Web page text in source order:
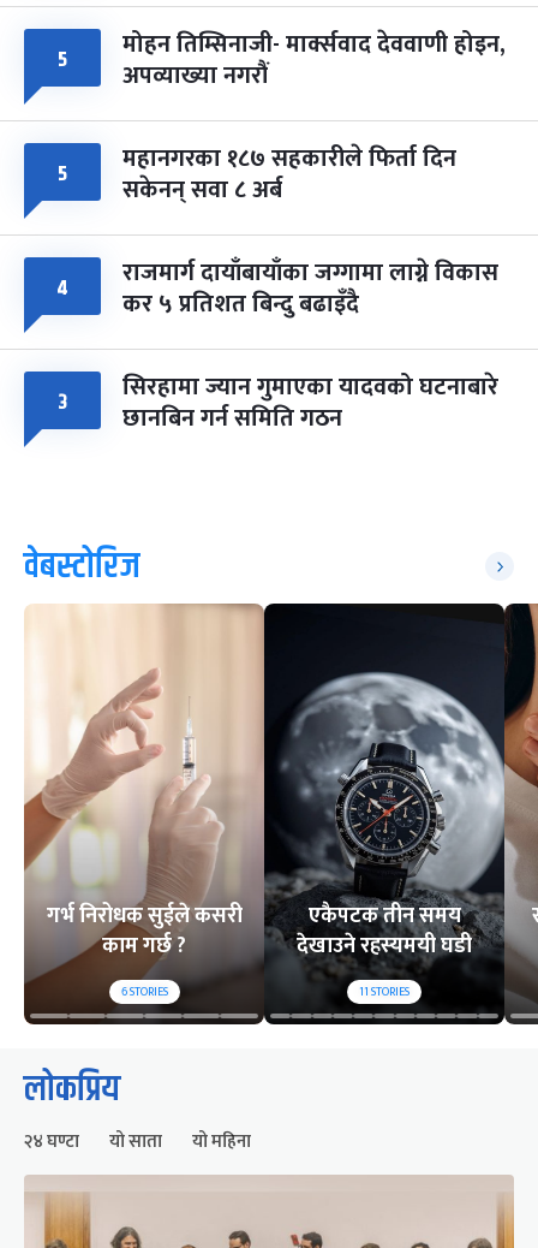
५ मोहन तिम्सिनाजी- मार्क्सवाद देववाणी होइन,
अपव्याख्या नगरौं
५ महानगरका १८७ सहकारीले फिर्ता दिन
सकेनन् सवा ८ अर्ब
४ राजमार्ग दायाँबायाँका जग्गामा लाग्ने विकास
कर ५ प्रतिशत बिन्दु बढाइँदै
३ सिरहामा ज्यान गुमाएका यादवको घटनाबारे
छानबिन गर्न समिति गठन
वेबस्टोरिज
गर्भ निरोधक सुईले कसरी
काम गर्छ ?
6STORIES
एकैपटक तीन समय
देखाउने रहस्यमयी घडी
11STORIES
लोकप्रिय
२४ घण्टा यो साता यो महिना